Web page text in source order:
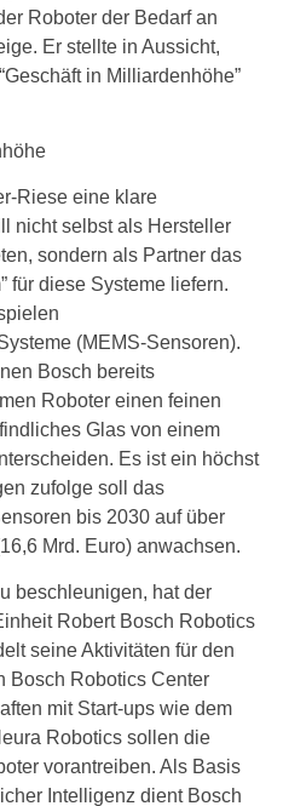
Roboter der Bedarf an
Er stellte in Aussicht,
in Milliardenhöhe”
Riese eine klare
nicht selbst als Hersteller
sondern als Partner das
für diese Systeme liefern.
(MEMS-Sensoren).
Bosch bereits
Roboter einen feinen
Glas von einem
Es ist ein höchst
zufolge soll das
bis 2030 auf über
Mrd. Euro) anwachsen.
beschleunigen, hat der
Robert Bosch Robotics
seine Aktivitäten für den
Bosch Robotics Center
mit Start-ups wie dem
Robotics sollen die
vorantreiben. Als Basis
Intelligenz dient Bosch